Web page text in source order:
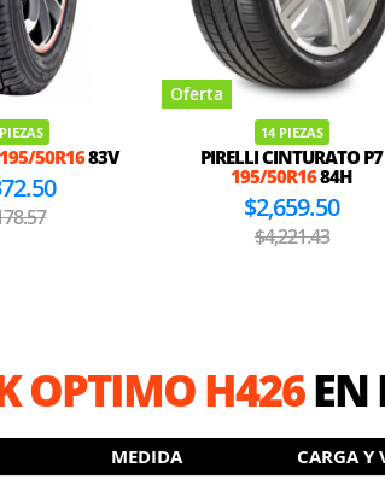
195/50R1683V
Oferta
14 PIEZAS
PIRELLI CINTURATO P7
195/50R1684H
$2,659.50
$4,221.43
OPTIMO H426EN
MEDIDA CARGA Y